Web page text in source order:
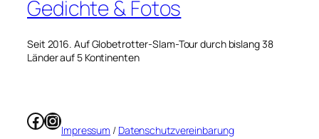
Gedichte & Fotos
Seit 2016. Auf Globetrotter-Slam-Tour durch bislang 38
Länder auf 5 Kontinenten
Facebook
Instagram
Impressum / Datenschutzvereinbarung